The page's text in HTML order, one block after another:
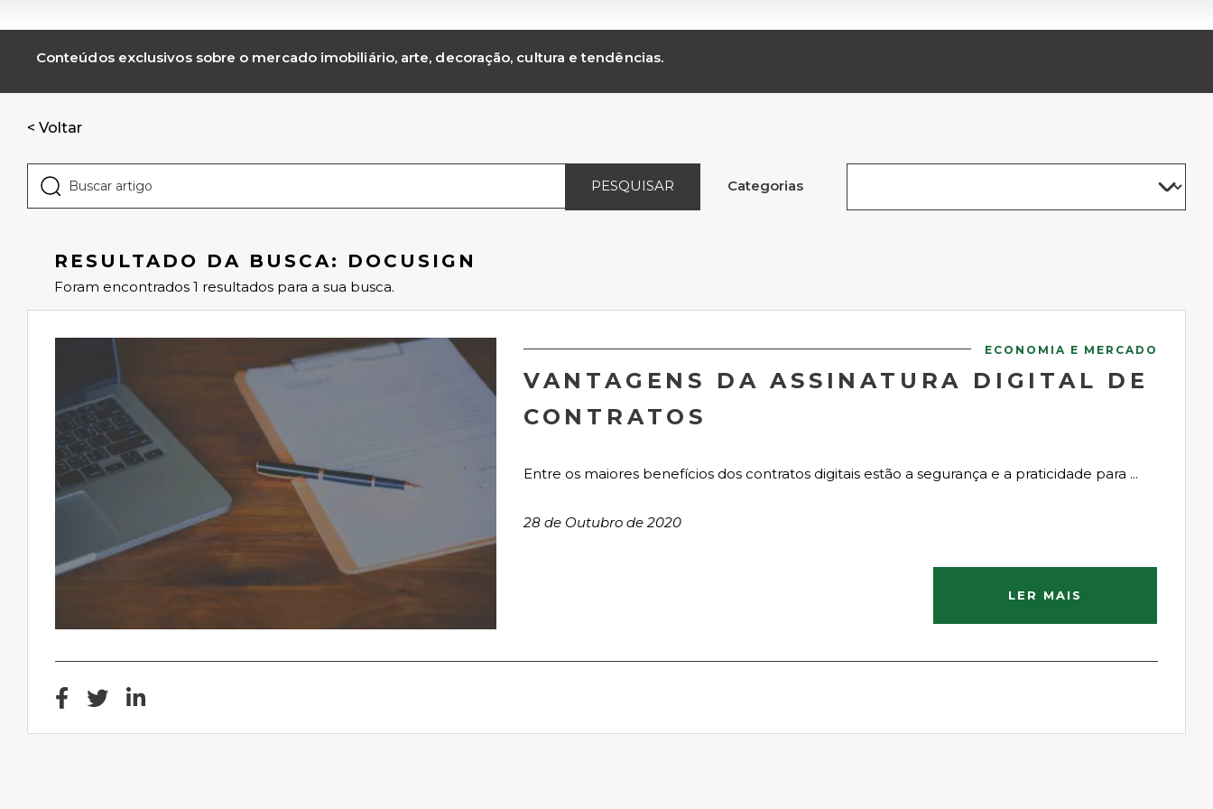
Conteúdos exclusivos sobre o mercado imobiliário, arte, decoração, cultura e tendências.
< Voltar
PESQUISAR Categorias
RESULTADO DA BUSCA: DOCUSIGN
Foram encontrados 1 resultados para a sua busca.
ECONOMIA E MERCADO
VANTAGENS DA ASSINATURA DIGITAL DE
CONTRATOS
Entre os maiores benefícios dos contratos digitais estão a segurança e a praticidade para ...
28 de Outubro de 2020
LER MAIS